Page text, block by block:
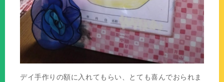
デイ手作りの額に入れてもらい、とても喜んでおられま